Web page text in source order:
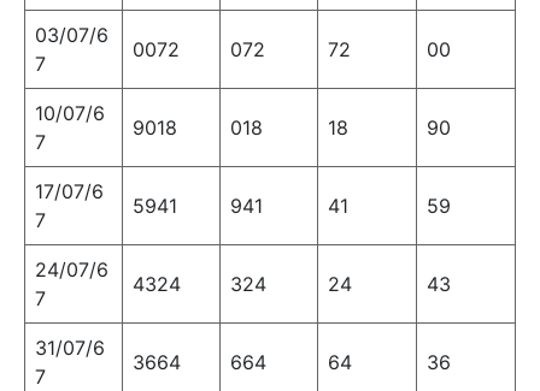
03/07/6
7
0072 072 72 00
10/07/6
7
9018 018 18 90
17/07/6
7
5941 941 41 59
24/07/6
7
4324 324 24 43
31/07/6
7
3664 664 64 36